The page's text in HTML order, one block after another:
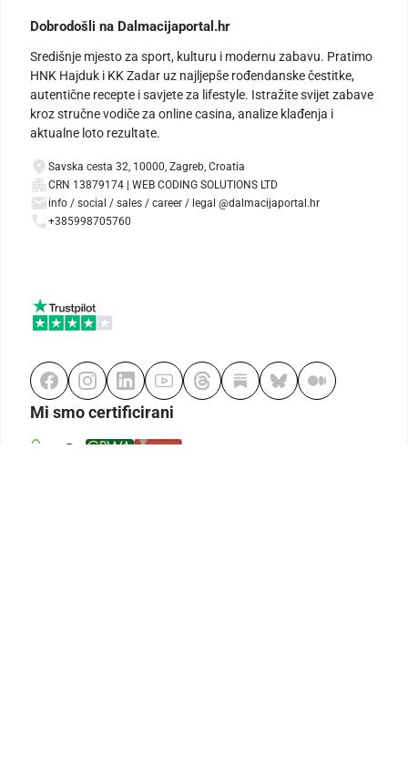
Dobrodošli na Dalmacijaportal.hr
Središnje mjesto za sport, kulturu i modernu zabavu. Pratimo
HNK Hajduk i KK Zadar uz najljepše rođendanske čestitke,
autentične recepte i savjete za lifestyle. Istražite svijet zabave
kroz stručne vodiče za online casina, analize klađenja i
aktualne loto rezultate.
Savska cesta 32, 10000, Zagreb, Croatia
CRN 13879174 | WEB CODING SOLUTIONS LTD
info / social / sales / career / legal @dalmacijaportal.hr
+385998705760
Mi smo certificirani